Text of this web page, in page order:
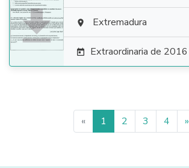
  Extremadura
 Extraordinaria de 2016
« 1 2 3 4 »